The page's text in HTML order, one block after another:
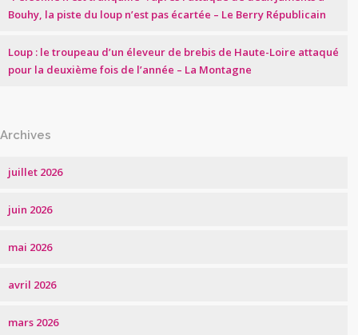
Bouhy, la piste du loup n’est pas écartée – Le Berry Républicain
Loup : le troupeau d’un éleveur de brebis de Haute-Loire attaqué
pour la deuxième fois de l’année – La Montagne
Archives
juillet 2026
juin 2026
mai 2026
avril 2026
mars 2026